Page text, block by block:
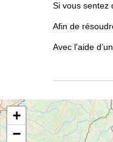
Si vous sentez
Afin de
Avec l'aide
+
−